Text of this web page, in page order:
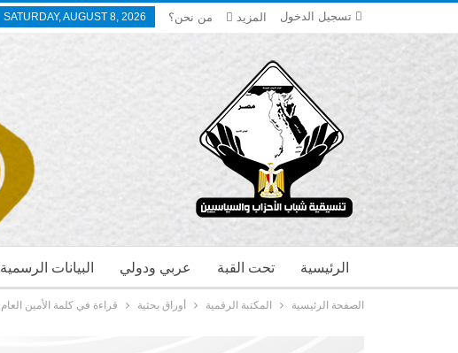
تسجيل الدخول SATURDAY, AUGUST 8, 2026 من نحن؟ المزيد
البيانات الرسمية عربي ودولي تحت القبة الرئيسية
الصفحة الرئيسية المكتبة الرقمية أوراق بحثية قراءة في كلمة الأمين